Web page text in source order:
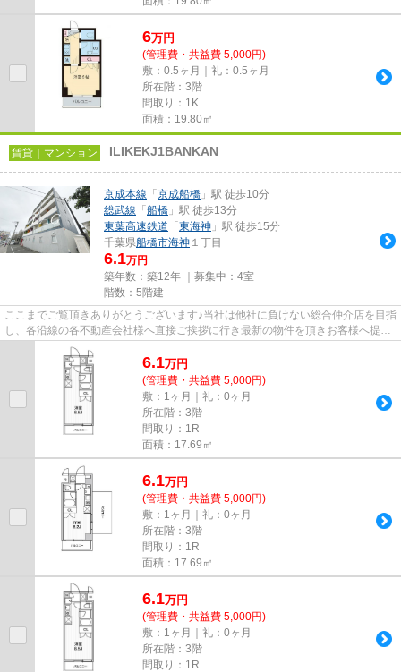
6万円
(管理費・共益費 5,000円)
敷：0.5ヶ月｜礼：0.5ヶ月
所在階：3階
間取り：1K
面積：19.80㎡
賃貸｜マンション ILIKEKJ1BANKAN
京成本線 「 京成船橋 」駅 徒歩10分
総武線 「 船橋 」駅 徒歩13分
東葉高速鉄道 「 東海神 」駅 徒歩15分
千葉県船橋市海神 １丁目
6.1万円
築年数：築12年 ｜募集中： 4室
階数：5階建
ここまでご覧頂きありがとうございます♪当社は他社に負けない総合仲介店を目指
し、各沿線の各不動産会社様へ直接ご挨拶に行き最新の物件を頂きお客様へ提供
しております！最新の情報は...
6.1万円
(管理費・共益費 5,000円)
敷：1ヶ月｜礼：0ヶ月
所在階：3階
間取り：1R
面積：17.69㎡
6.1万円
(管理費・共益費 5,000円)
敷：1ヶ月｜礼：0ヶ月
所在階：3階
間取り：1R
面積：17.69㎡
6.1万円
(管理費・共益費 5,000円)
敷：1ヶ月｜礼：0ヶ月
所在階：3階
間取り：1R